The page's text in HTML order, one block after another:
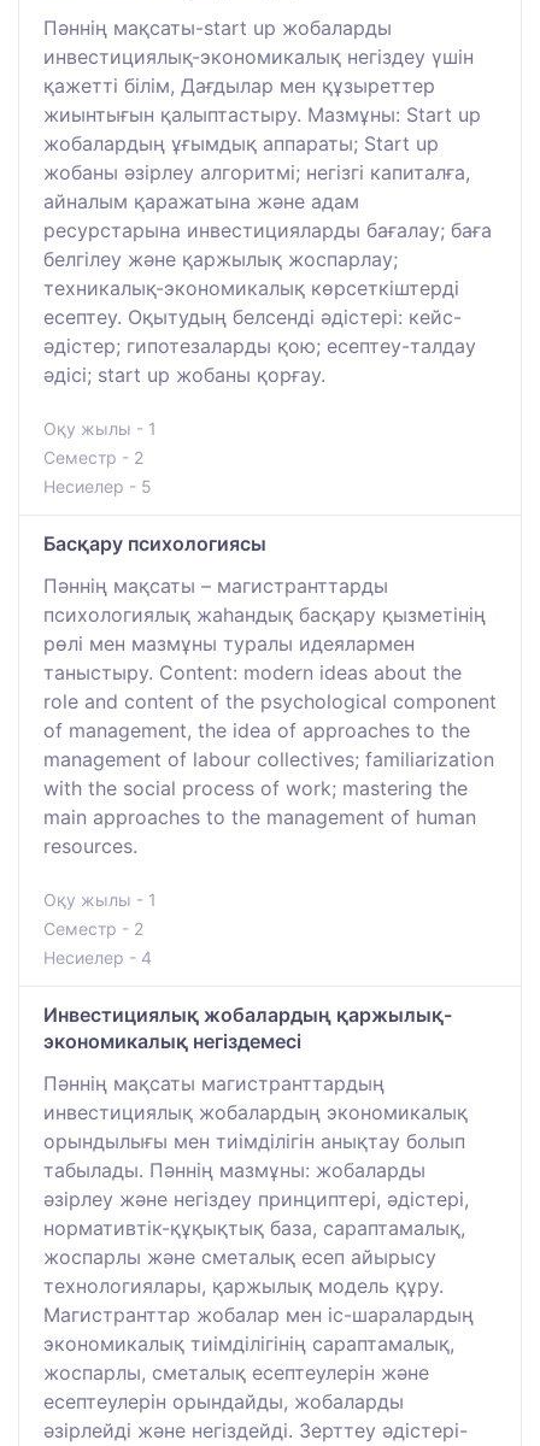
Пәннің мақсаты-start up жобаларды
инвестициялық-экономикалық негіздеу үшін
қажетті білім, Дағдылар мен құзыреттер
жиынтығын қалыптастыру. Мазмұны: Start up
жобалардың ұғымдық аппараты; Start up
жобаны әзірлеу алгоритмі; негізгі капиталға,
айналым қаражатына және адам
ресурстарына инвестицияларды бағалау; баға
белгілеу және қаржылық жоспарлау;
техникалық-экономикалық көрсеткіштерді
есептеу. Оқытудың белсенді әдістері: кейс-
әдістер; гипотезаларды қою; есептеу-талдау
әдісі; start up жобаны қорғау.
Оқу жылы - 1
Семестр - 2
Несиелер - 5
Басқару психологиясы
Пәннің мақсаты – магистранттарды
психологиялық жаһандық басқару қызметінің
рөлі мен мазмұны туралы идеялармен
таныстыру. Content: modern ideas about the
role and content of the psychological component
of management, the idea of approaches to the
management of labour collectives; familiarization
with the social process of work; mastering the
main approaches to the management of human
resources.
Оқу жылы - 1
Семестр - 2
Несиелер - 4
Инвестициялық жобалардың қаржылық-
экономикалық негіздемесі
Пәннің мақсаты магистранттардың
инвестициялық жобалардың экономикалық
орындылығы мен тиімділігін анықтау болып
табылады. Пәннің мазмұны: жобаларды
әзірлеу және негіздеу принциптері, әдістері,
нормативтік-құқықтық база, сараптамалық,
жоспарлы және сметалық есеп айырысу
технологиялары, қаржылық модель құру.
Магистранттар жобалар мен іс-шаралардың
экономикалық тиімділігінің сараптамалық,
жоспарлы, сметалық есептеулерін және
есептеулерін орындайды, жобаларды
әзірлейді және негіздейді. Зерттеу әдістері-